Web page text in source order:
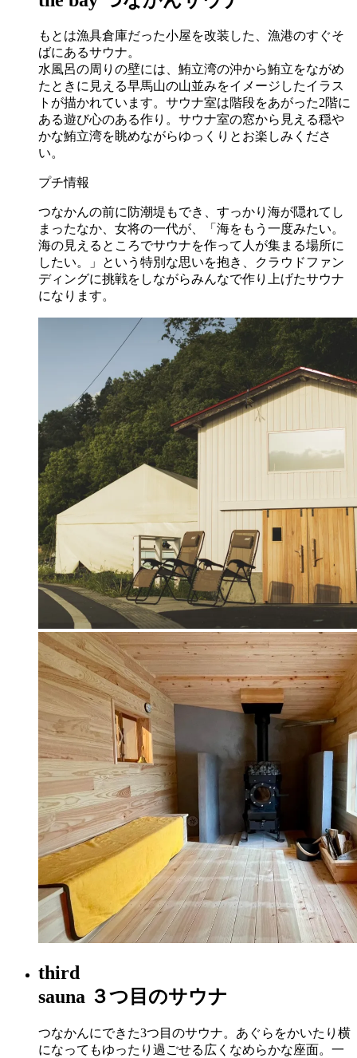
もとは漁具倉庫だった小屋を改装した、漁港のすぐそ
ばにあるサウナ。
水風呂の周りの壁には、鮪立湾の沖から鮪立をながめ
たときに見える早馬山の山並みをイメージしたイラス
トが描かれています。サウナ室は階段をあがった2階に
ある遊び心のある作り。サウナ室の窓から見える穏や
かな鮪立湾を眺めながらゆっくりとお楽しみくださ
い。
プチ情報
つなかんの前に防潮堤もでき、すっかり海が隠れてし
まったなか、女将の一代が、「海をもう一度みたい。
海の見えるところでサウナを作って人が集まる場所に
したい。」という特別な思いを抱き、クラウドファン
ディングに挑戦をしながらみんなで作り上げたサウナ
になります。
third
sauna ３つ目のサウナ
つなかんにできた3つ目のサウナ。あぐらをかいたり横
になってもゆったり過ごせる広くなめらかな座面。一